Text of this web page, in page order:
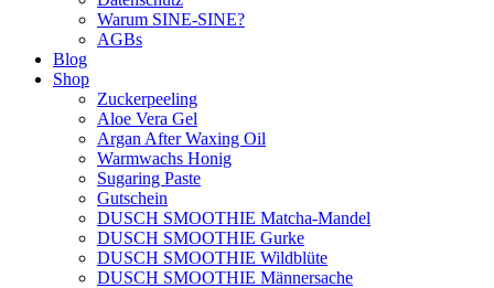
Warum SINE-SINE?
AGBs
Blog
Shop
Zuckerpeeling
Aloe Vera Gel
Argan After Waxing Oil
Warmwachs Honig
Sugaring Paste
Gutschein
DUSCH SMOOTHIE Matcha-Mandel
DUSCH SMOOTHIE Gurke
DUSCH SMOOTHIE Wildblüte
DUSCH SMOOTHIE Männersache